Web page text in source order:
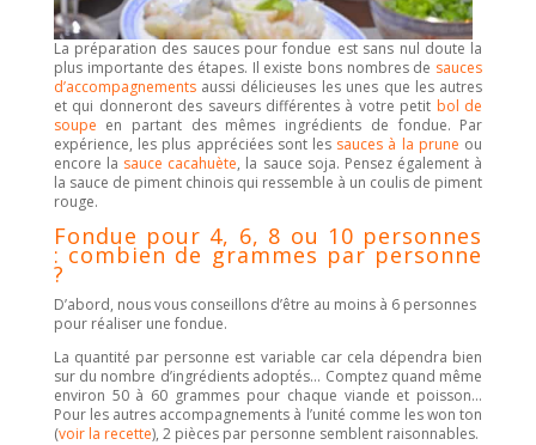
La préparation des sauces pour fondue est sans nul doute la
plus importante des étapes. Il existe bons nombres de sauces
d’accompagnementsaussi délicieuses les unes que les autres
et qui donneront des saveurs différentes à votre petit bol de
soupe en partant des mêmes ingrédients de fondue. Par
expérience, les plus appréciées sont les sauces à la prune ou
encore la sauce cacahuète, la sauce soja. Pensez également à
la sauce de piment chinois qui ressemble à un coulis de piment
rouge.
Fondue pour 4, 6, 8 ou 10 personnes
: combien de grammes par personne
?
D’abord, nous vous conseillons d’être au moins à 6 personnes
pour réaliser une fondue.
La quantité par personne est variable car cela dépendra bien
sur du nombre d’ingrédients adoptés… Comptez quand même
environ 50 à 60 grammes pour chaque viande et poisson…
Pour les autres accompagnements à l’unité comme les won ton
(voir la recette), 2 pièces par personne semblent raisonnables.